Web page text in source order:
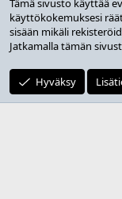
Community platform
Design by:Pixel Exit
Media embeds via
Tämä sivusto käyttää
käyttökokemuksesi
sisään mikäli
Jatkamalla tämän
Hyväksy